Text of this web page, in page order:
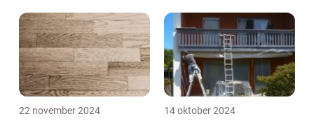
22 november 2024 14 oktober 2024